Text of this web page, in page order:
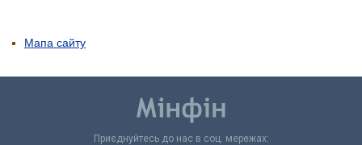
Мапа сайту
Приєднуйтесь до нас в соц. мережах: